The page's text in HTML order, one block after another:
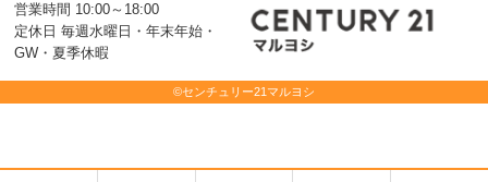
営業時間 10:00～18:00
定休日 毎週水曜日・年末年始・
GW・夏季休暇
©センチュリー21マルヨシ